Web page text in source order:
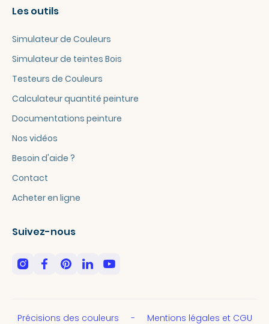
Les outils
Simulateur de Couleurs
Simulateur de teintes Bois
Testeurs de Couleurs
Calculateur quantité peinture
Documentations peinture
Nos vidéos
Besoin d'aide ?
Contact
Acheter en ligne
Suivez-nous
Précisions des couleurs Mentions légales et CGU